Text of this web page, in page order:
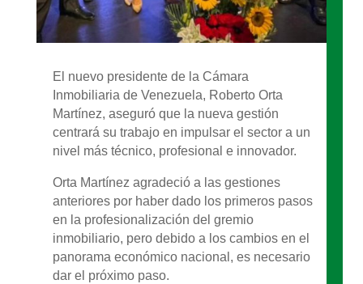
El nuevo presidente de la Cámara
Inmobiliaria de Venezuela, Roberto Orta
Martínez, aseguró que la nueva gestión
centrará su trabajo en impulsar el sector a un
nivel más técnico, profesional e innovador.
Orta Martínez agradeció a las gestiones
anteriores por haber dado los primeros pasos
en la profesionalización del gremio
inmobiliario, pero debido a los cambios en el
panorama económico nacional, es necesario
dar el próximo paso.